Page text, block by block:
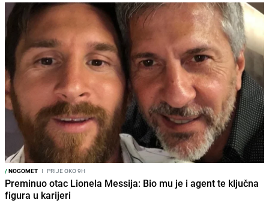
/NOGOMET I PRIJE OKO 9H
Preminuo otac Lionela Messija: Bio mu je i agent te ključna
figura u karijeri